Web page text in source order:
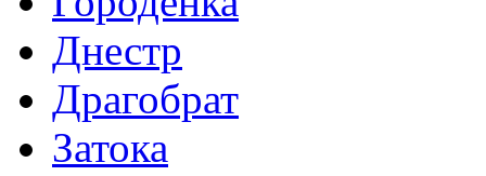
Днестр
Драгобрат
Затока